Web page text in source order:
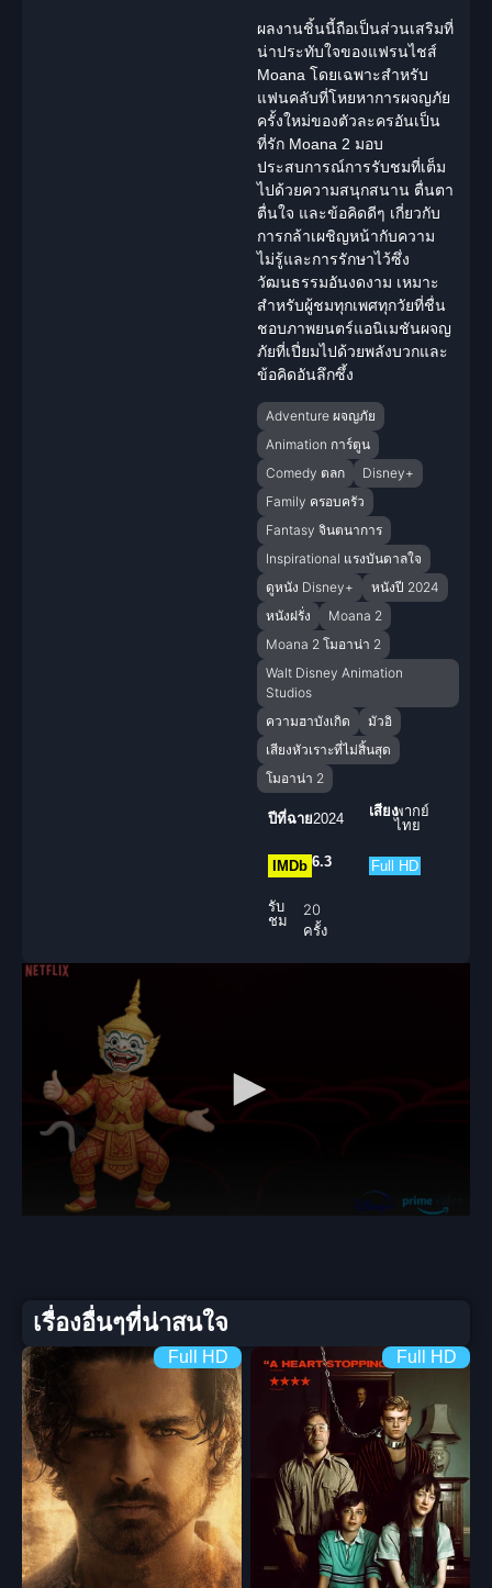
ผลงานชิ้นนี้ถือเป็นส่วนเสริมที่
น่าประทับใจของแฟรนไชส์
Moana โดยเฉพาะสำหรับ
แฟนคลับที่โหยหาการผจญภัย
ครั้งใหม่ของตัวละครอันเป็น
ที่รัก Moana 2 มอบ
ประสบการณ์การรับชมที่เต็ม
ไปด้วยความสนุกสนาน ตื่นตา
ตื่นใจ และข้อคิดดีๆ เกี่ยวกับ
การกล้าเผชิญหน้ากับความ
ไม่รู้และการรักษาไว้ซึ่ง
วัฒนธรรมอันงดงาม เหมาะ
สำหรับผู้ชมทุกเพศทุกวัยที่ชื่น
ชอบภาพยนตร์แอนิเมชันผจญ
ภัยที่เปี่ยมไปด้วยพลังบวกและ
ข้อคิดอันลึกซึ้ง
Adventure ผจญภัย
Animation การ์ตูน
Comedy ตลก
Disney+
Family ครอบครัว
Fantasy จินตนาการ
Inspirational แรงบันดาลใจ
ดูหนัง Disney+
หนังปี 2024
หนังฝรั่ง
Moana 2
Moana 2 โมอาน่า 2
Walt Disney Animation
Studios
ความฮาบังเกิด
มัวอิ
เสียงหัวเราะที่ไม่สิ้นสุด
โมอาน่า 2
ปีที่ฉาย2024 เสียงพากย์
ไทย
IMDb 6.3 Full HD
รับ
ชม
20
ครั้ง
เรื่องอื่นๆที่น่าสนใจ
Full HD Full HD